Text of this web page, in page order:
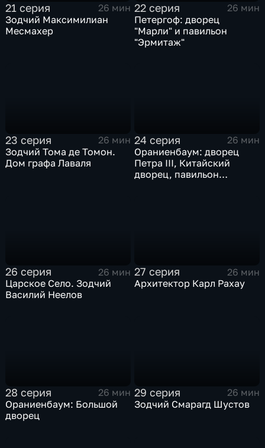
21 серия
26 мин
Зодчий Максимилиан
Месмахер
22 серия
26 мин
Петергоф: дворец
"Марли" и павильон
"Эрмитаж"
23 серия
26 мин
Зодчий Тома де Томон.
Дом графа Лаваля
24 серия
26 мин
Ораниенбаум: дворец
Петра III, Китайский
дворец, павильон
26 серия
26 мин
Царское Село. Зодчий
Василий Неелов
27 серия
26 мин
Архитектор Карл Рахау
28 серия
26 мин
Ораниенбаум: Большой
дворец
29 серия
26 мин
Зодчий Смарагд Шустов